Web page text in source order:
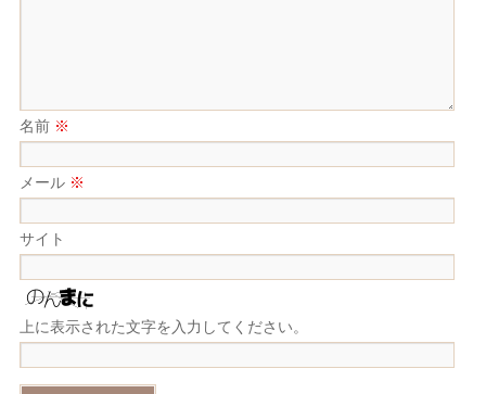
名前 ※
メール ※
サイト
上に表示された文字を入力してください。